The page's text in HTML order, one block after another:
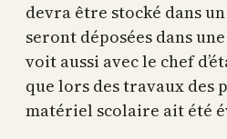
devra être stocké dans
seront déposées dans
voit aussi avec le chef
que lors des travaux des
matériel scolaire ait été